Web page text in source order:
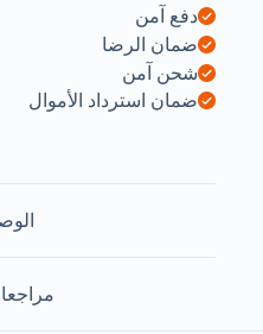
دفع آمن
ضمان الرضا
شحن آمن
ضمان استرداد الأموال